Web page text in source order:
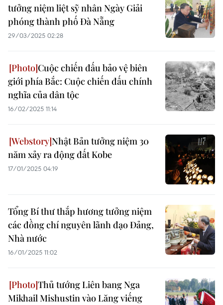
tưởng niệm liệt sỹ nhân Ngày Giải
phóng thành phố Đà Nẵng
29/03/2025 02:28
Cuộc chiến đấu bảo vệ biên
giới phía Bắc: Cuộc chiến đấu chính
nghĩa của dân tộc
16/02/2025 11:14
Nhật Bản tưởng niệm 30
năm xảy ra động đất Kobe
17/01/2025 04:19
Tổng Bí thư thắp hương tưởng niệm
các đồng chí nguyên lãnh đạo Đảng,
Nhà nước
16/01/2025 11:02
Thủ tướng Liên bang Nga
Mikhail Mishustin vào Lăng viếng